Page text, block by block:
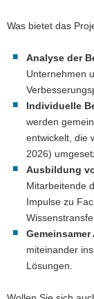
Was bietet das
Analyse der
Unternehmen
Individuelle
werden
entwickelt, die
2026)
Ausbildung
Mitarbeitende
Impulse zu
miteinander
Lösungen.